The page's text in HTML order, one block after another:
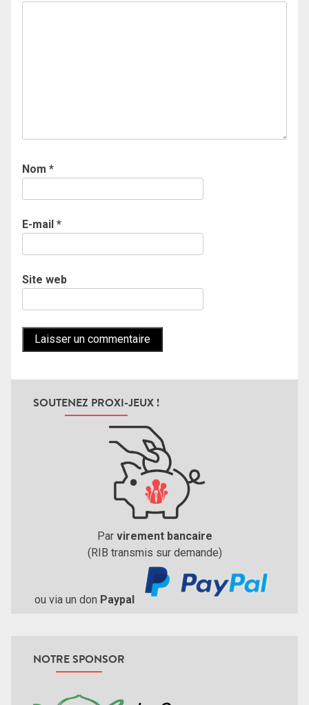
Nom *
E-mail *
Site web
SOUTENEZ PROXI-JEUX !
Par virement bancaire
(RIB transmis sur demande)
ou via un don Paypal
NOTRE SPONSOR